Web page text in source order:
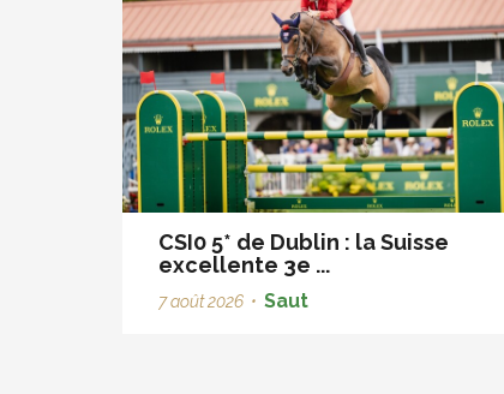
CSI0 5* de Dublin : la Suisse
excellente 3e ...
7 août 2026 • Saut